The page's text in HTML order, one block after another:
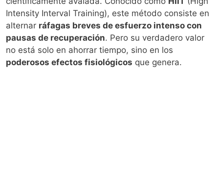
Intensity Interval Training), este método consiste en
alternar ráfagas breves de esfuerzo intenso con
pausas de recuperación. Pero su verdadero valor
no está solo en ahorrar tiempo, sino en los
poderosos efectos fisiológicos que genera.